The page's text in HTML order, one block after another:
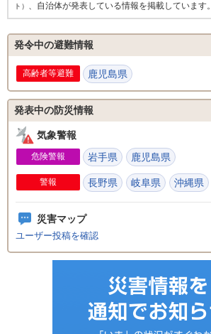
ト） 、自治体が発表している情報を掲載しています。
発令中の避難情報
高齢者等避難 鹿児島県
発表中の防災情報
気象警報
危険警報 岩手県 鹿児島県
警報 長野県 岐阜県 沖縄県
災害マップ
ユーザー投稿を確認